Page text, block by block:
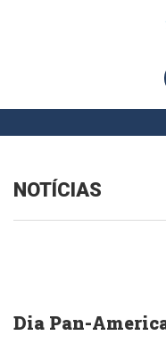
NOTÍCIAS
Dia Pan-